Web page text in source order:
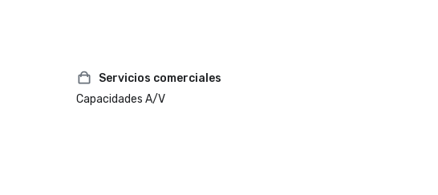
Servicios comerciales
Capacidades A/V